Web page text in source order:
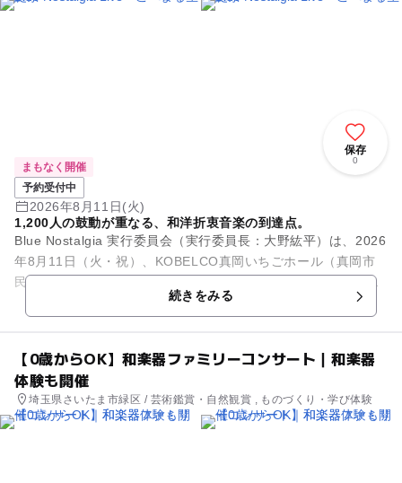
保存
0
まもなく開催
予約受付中
2026年8月11日(火)
1,200人の鼓動が重なる、和洋折衷音楽の到達点。
Blue Nostalgia 実行委員会（実行委員長：大野紘平）は、2026
年8月11日（火・祝）、KOBELCO真岡いちごホール（真岡市
民会館）大ホールにて、とちぎ未来大使でありピアニストの
続きをみる
【0歳からOK】和楽器ファミリーコンサート｜和楽器
体験も開催
埼玉県さいたま市緑区 / 芸術鑑賞・自然観賞 , ものづくり・学び体験